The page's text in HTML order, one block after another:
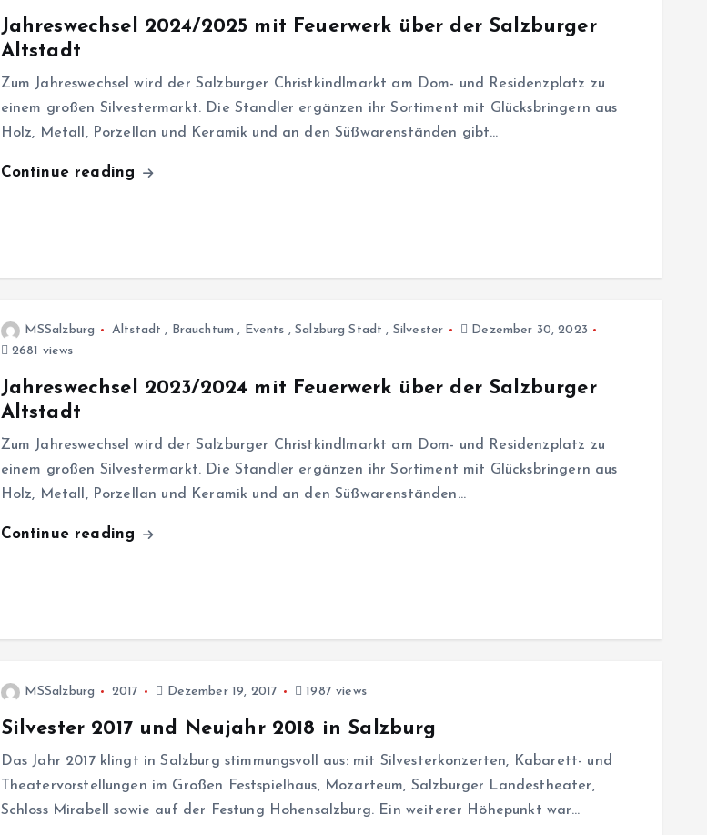
Jahreswechsel 2024/2025 mit Feuerwerk über der Salzburger
Altstadt
Zum Jahreswechsel wird der Salzburger Christkindlmarkt am Dom- und Residenzplatz zu
einem großen Silvestermarkt. Die Standler ergänzen ihr Sortiment mit Glücksbringern aus
Holz, Metall, Porzellan und Keramik und an den Süßwarenständen gibt…
Continue reading
MSSalzburg Altstadt , Brauchtum , Events ,Salzburg Stadt , Silvester
Dezember 30, 2023
2681 views
Jahreswechsel 2023/2024 mit Feuerwerk über der Salzburger
Altstadt
Zum Jahreswechsel wird der Salzburger Christkindlmarkt am Dom- und Residenzplatz zu
einem großen Silvestermarkt. Die Standler ergänzen ihr Sortiment mit Glücksbringern aus
Holz, Metall, Porzellan und Keramik und an den Süßwarenständen…
Continue reading
MSSalzburg 2017 Dezember 19, 2017 1987 views
Silvester 2017 und Neujahr 2018 in Salzburg
Das Jahr 2017 klingt in Salzburg stimmungsvoll aus: mit Silvesterkonzerten, Kabarett- und
Theatervorstellungen im Großen Festspielhaus, Mozarteum, Salzburger Landestheater,
Schloss Mirabell sowie auf der Festung Hohensalzburg. Ein weiterer Höhepunkt war…